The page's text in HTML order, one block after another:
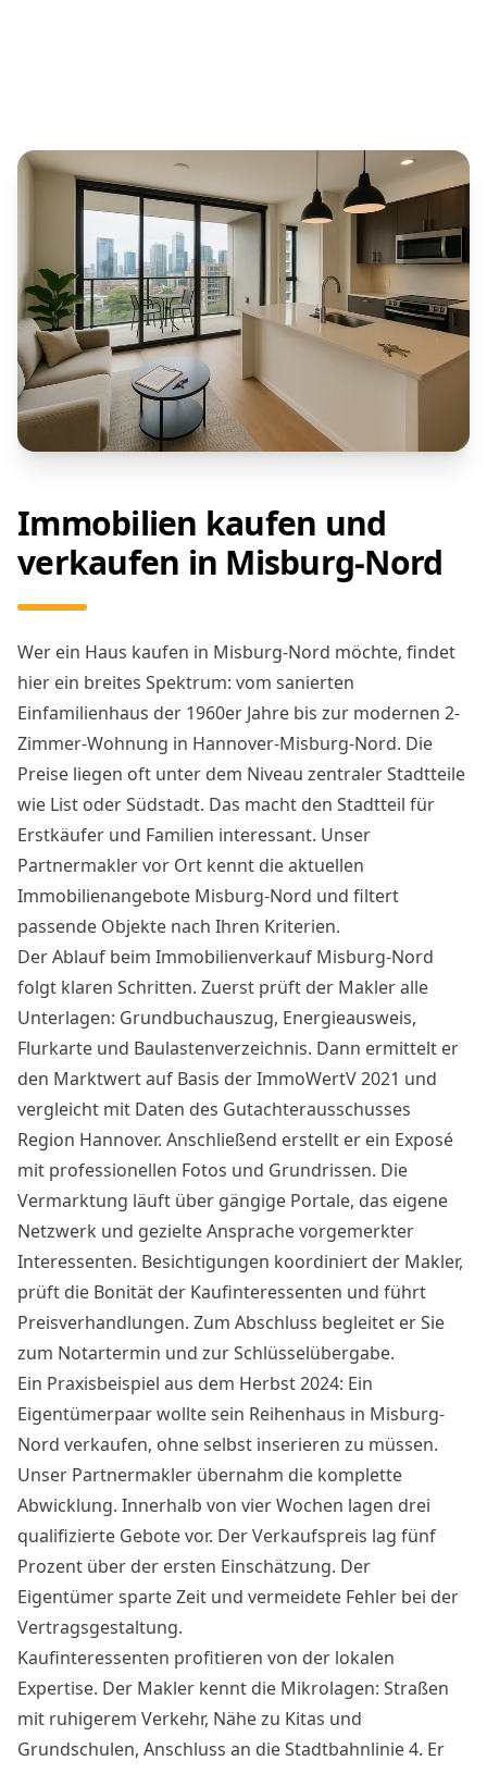
Immobilien kaufen und
verkaufen in Misburg-Nord
Wer ein Haus kaufen in Misburg-Nord möchte, findet
hier ein breites Spektrum: vom sanierten
Einfamilienhaus der 1960er Jahre bis zur modernen 2-
Zimmer-Wohnung in Hannover-Misburg-Nord. Die
Preise liegen oft unter dem Niveau zentraler Stadtteile
wie List oder Südstadt. Das macht den Stadtteil für
Erstkäufer und Familien interessant. Unser
Partnermakler vor Ort kennt die aktuellen
Immobilienangebote Misburg-Nord und filtert
passende Objekte nach Ihren Kriterien.
Der Ablauf beim Immobilienverkauf Misburg-Nord
folgt klaren Schritten. Zuerst prüft der Makler alle
Unterlagen: Grundbuchauszug, Energieausweis,
Flurkarte und Baulastenverzeichnis. Dann ermittelt er
den Marktwert auf Basis der ImmoWertV 2021 und
vergleicht mit Daten des Gutachterausschusses
Region Hannover. Anschließend erstellt er ein Exposé
mit professionellen Fotos und Grundrissen. Die
Vermarktung läuft über gängige Portale, das eigene
Netzwerk und gezielte Ansprache vorgemerkter
Interessenten. Besichtigungen koordiniert der Makler,
prüft die Bonität der Kaufinteressenten und führt
Preisverhandlungen. Zum Abschluss begleitet er Sie
zum Notartermin und zur Schlüsselübergabe.
Ein Praxisbeispiel aus dem Herbst 2024: Ein
Eigentümerpaar wollte sein Reihenhaus in Misburg-
Nord verkaufen, ohne selbst inserieren zu müssen.
Unser Partnermakler übernahm die komplette
Abwicklung. Innerhalb von vier Wochen lagen drei
qualifizierte Gebote vor. Der Verkaufspreis lag fünf
Prozent über der ersten Einschätzung. Der
Eigentümer sparte Zeit und vermeidete Fehler bei der
Vertragsgestaltung.
Kaufinteressenten profitieren von der lokalen
Expertise. Der Makler kennt die Mikrolagen: Straßen
mit ruhigerem Verkehr, Nähe zu Kitas und
Grundschulen, Anschluss an die Stadtbahnlinie 4. Er